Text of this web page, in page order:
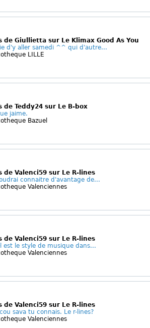
de Giullietta sur Le Klimax Good As You
d'y aller samedi ^^ qui d'autre...
LILLE
de Teddy24 sur Le B-box
jaime.
Bazuel
de Valenci59 sur Le R-lines
connaitre d'avantage de...
Valenciennes
de Valenci59 sur Le R-lines
est le style de musique dans...
Valenciennes
de Valenci59 sur Le R-lines
sava tu connais. Le r-lines?
Valenciennes